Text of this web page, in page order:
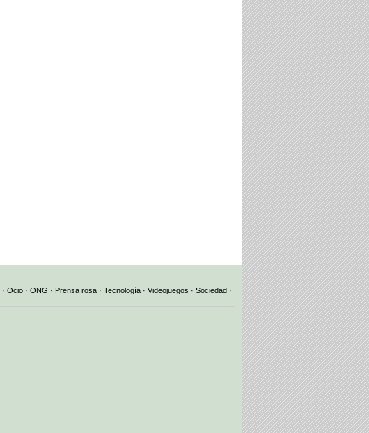
· Ocio · ONG · Prensa rosa · Tecnología · Videojuegos · Sociedad ·